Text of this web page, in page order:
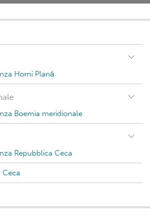
Horní Planá
Boemia meridionale
Repubblica Ceca
Ceca